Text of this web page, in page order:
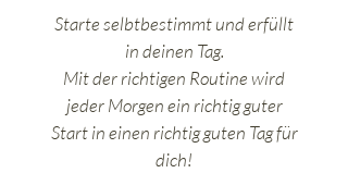
Starte selbtbestimmt und erfüllt
in deinen Tag.
Mit der richtigen Routine wird
jeder Morgen ein richtig guter
Start in einen richtig guten Tag für
dich!